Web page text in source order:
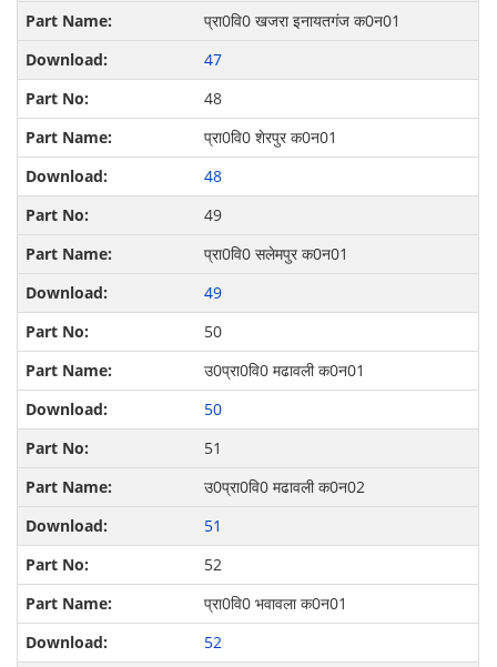
प्रा0वि0 खजरा इनायतगंज क0न01
47
48
प्रा0वि0 शेरपुर क0न01
48
49
प्रा0वि0 सलेमपुर क0न01
49
50
उ0प्रा0वि0 मढावली क0न01
50
51
उ0प्रा0वि0 मढावली क0न02
51
52
प्रा0वि0 भवावला क0न01
52